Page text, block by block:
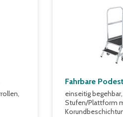
Fahrbare
einseitig
Stufen/Plattform